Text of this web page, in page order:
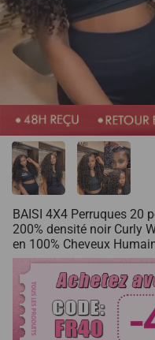
BAISI 4X4 Perruques 20
200% densité noir Curly
en 100% Cheveux